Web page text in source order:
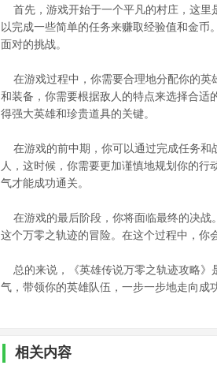
首先，游戏开始于一个平凡的村庄，这里
以完成一些简单的任务来赚取经验值和金
面对的挑战。
在游戏过程中，你需要合理地分配你的英
和装备，你需要根据敌人的特点来选择合适
得强大英雄和珍贵道具的关键。
在游戏的前中期，你可以通过完成任务和
人，这时候，你需要更加谨慎地规划你的
气才能成功通关。
在游戏的最后阶段，你将面临最终的决战
这个万零之轨迹的冒险。在这个过程中，你
总的来说，《英雄传说万零之轨迹攻略》
气，带领你的英雄队伍，一步一步地走向成
相关内容